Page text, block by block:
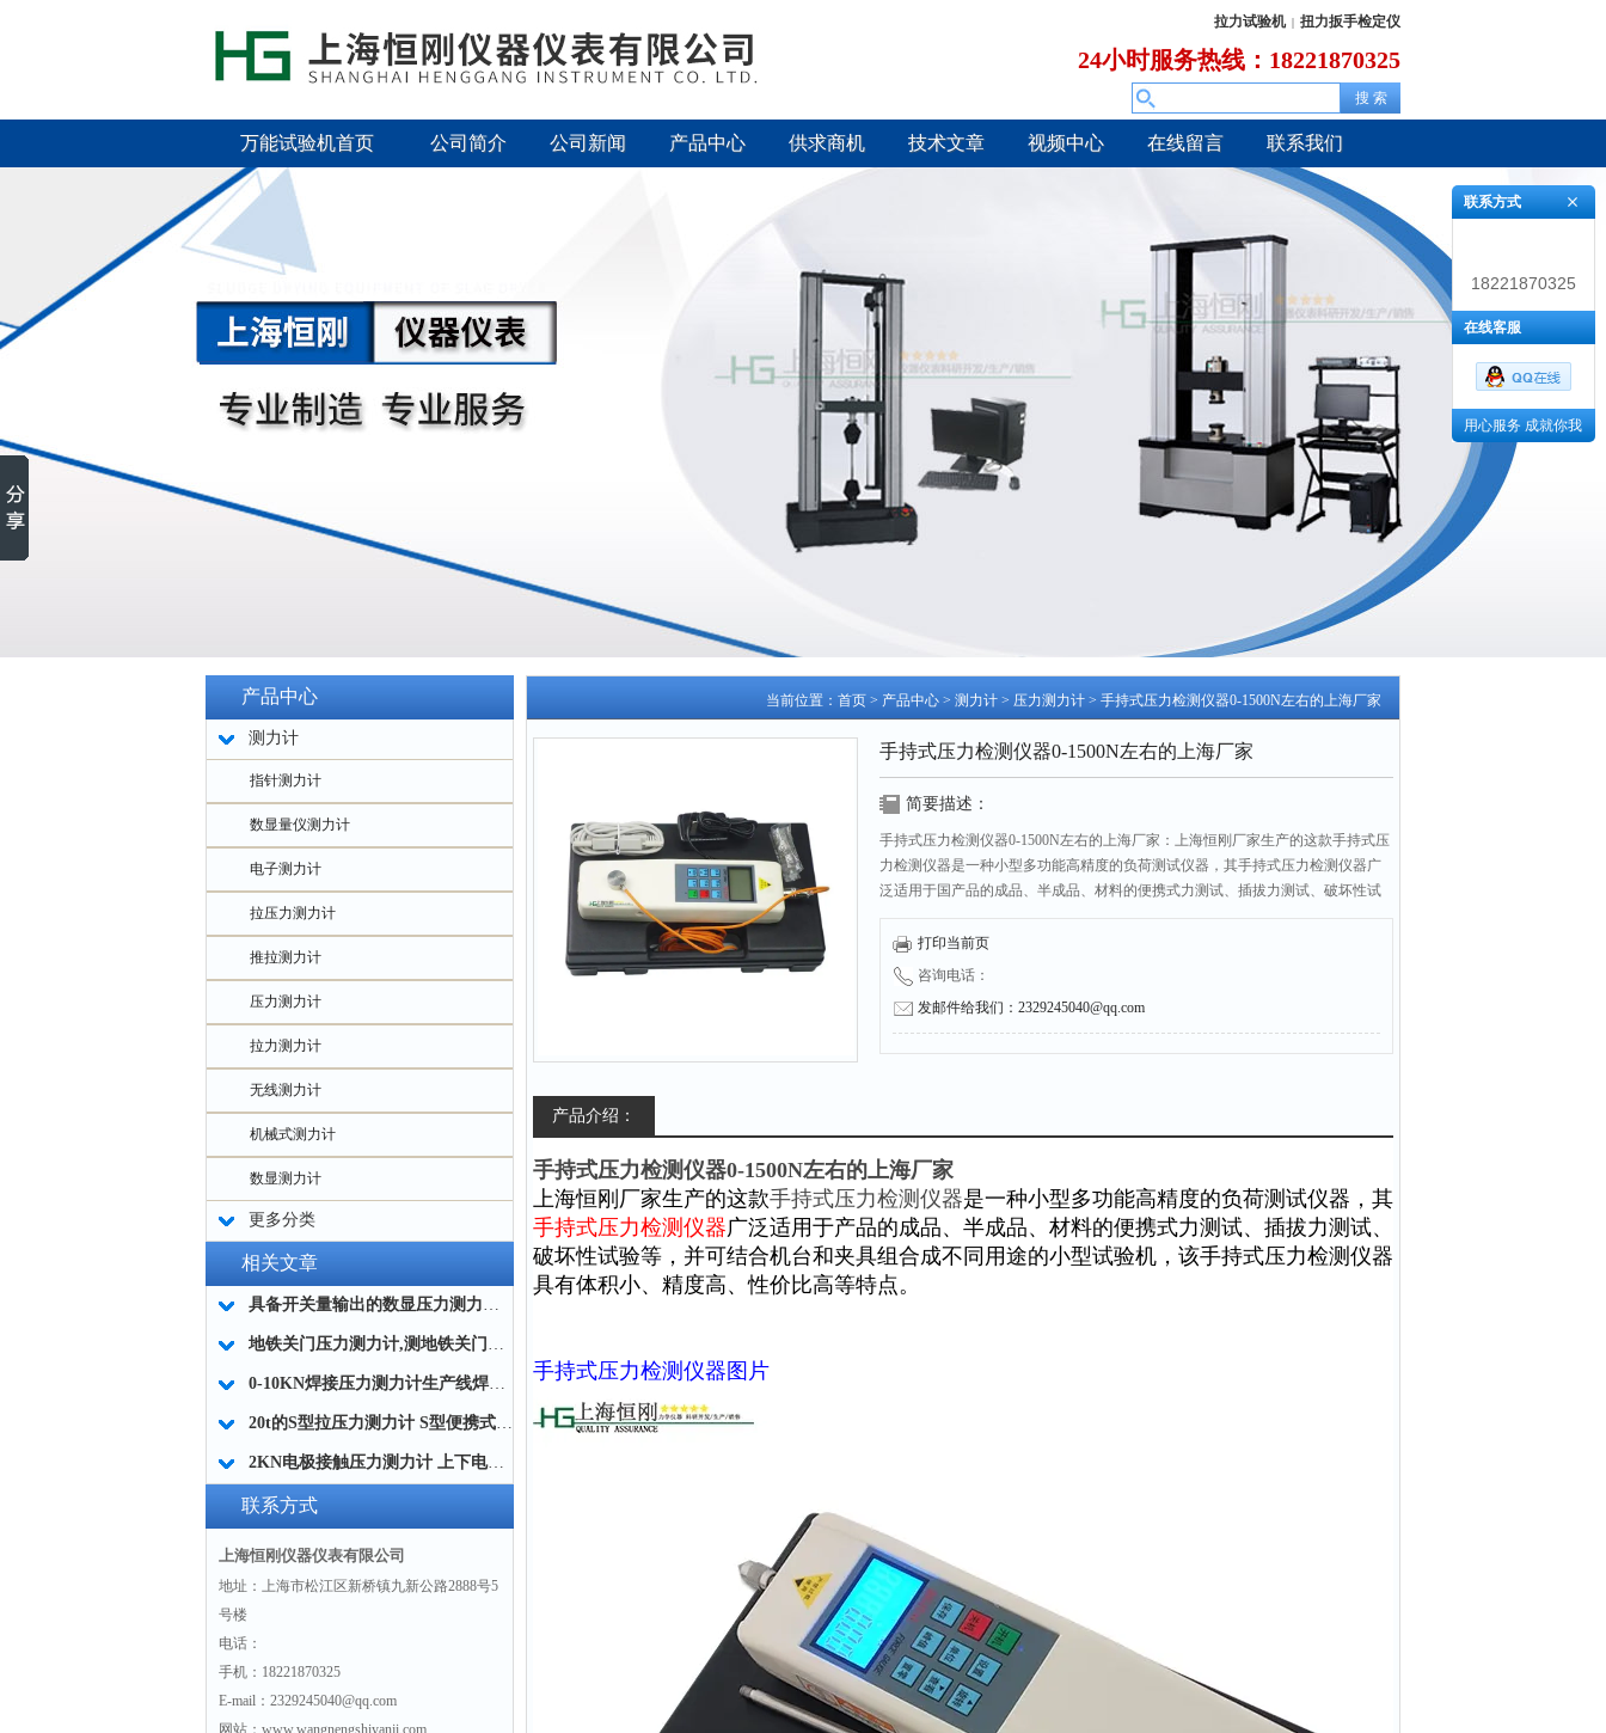
拉力试验机 | 扭力扳手检定仪
24小时服务热线：18221870325
万能试验机首页 公司简介 公司新闻 产品中心 供求商机 技术文章 视频中心 在线留言 联系我们
产品中心
测力计
指针测力计
数显量仪测力计
电子测力计
拉压力测力计
推拉测力计
压力测力计
拉力测力计
无线测力计
机械式测力计
数显测力计
更多分类
相关文章
具备开关量输出的数显压力测力计0-20吨生产厂家
地铁关门压力测力计,测地铁关门力的数显压力测力计型号
0-10KN焊接压力测力计生产线焊压把控专用
20t的S型拉压力测力计 S型便携式数显拉压力计厂家
2KN电极接触压力测力计 上下电极测力仪 焊点夹紧测力仪厂家
联系方式
上海恒刚仪器仪表有限公司
地址：上海市松江区新桥镇九新公路2888号5
号楼
电话：
手机：18221870325
E-mail：2329245040@qq.com
网站：www.wangnengshiyanji.com
当前位置： 首页 > 产品中心 > 测力计 > 压力测力计 > 手持式压力检测仪器0-1500N左右的上海厂家
手持式压力检测仪器0-1500N左右的上海厂家
简要描述：
手持式压力检测仪器0-1500N左右的上海厂家：上海恒刚厂家生产的这款手持式压
力检测仪器是一种小型多功能高精度的负荷测试仪器，其手持式压力检测仪器广
泛适用于国产品的成品、半成品、材料的便携式力测试、插拔力测试、破坏性试
验等，并可结合机台和夹具组合成不同用途的小型试验机，该手持式压力检测仪
器具有体积小、精度高、性价比高等特点。
打印当前页
咨询电话：
发邮件给我们：2329245040@qq.com
产品介绍：
手持式压力检测仪器0-1500N左右的上海厂家
上海恒刚厂家生产的这款手持式压力检测仪器是一种小型多功能高精度的负荷测试仪器，其
手持式压力检测仪器广泛适用于产品的成品、半成品、材料的便携式力测试、插拔力测试、
破坏性试验等，并可结合机台和夹具组合成不同用途的小型试验机，该手持式压力检测仪器
具有体积小、精度高、性价比高等特点。
手持式压力检测仪器图片
联系方式
18221870325
在线客服
用心服务 成就你我